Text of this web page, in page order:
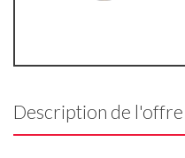
Description de l'offre